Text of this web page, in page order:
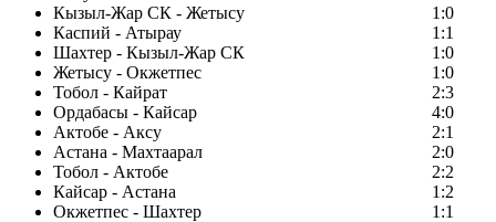
Кызыл-Жар СК - Жетысу
1:0
Каспий - Атырау
1:1
Шахтер - Кызыл-Жар СК
1:0
Жетысу - Окжетпес
1:0
Тобол - Кайрат
2:3
Ордабасы - Кайсар
4:0
Актобе - Аксу
2:1
Астана - Махтаарал
2:0
Тобол - Актобе
2:2
Кайсар - Астана
1:2
Окжетпес - Шахтер
1:1